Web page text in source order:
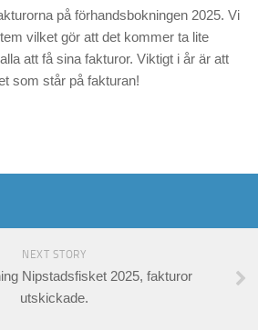
på förhandsbokningen 2025. Vi
vilket gör att det kommer ta lite
att få sina fakturor. Viktigt i år är att
som står på fakturan!
NEXT STORY
Nipstadsfisket 2025, fakturor
utskickade.